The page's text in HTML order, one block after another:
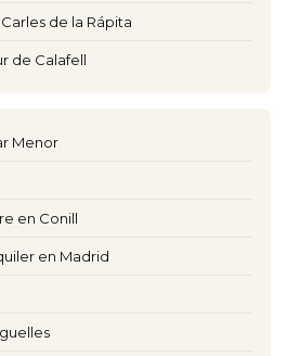
de la Rápita
de Calafell
Menor
en Conill
en Madrid